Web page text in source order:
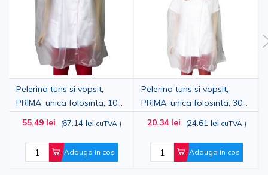
Pelerina tuns si vopsit,
PRIMA, unica folosinta, 100
55.49 lei (67.14 lei cuTVA )
Adauga in cos
Pelerina tuns si vopsit,
PRIMA, unica folosinta, 30
20.34 lei (24.61 lei cuTVA )
Adauga in cos